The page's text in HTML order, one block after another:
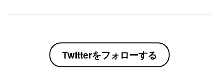
Twitterをフォローする